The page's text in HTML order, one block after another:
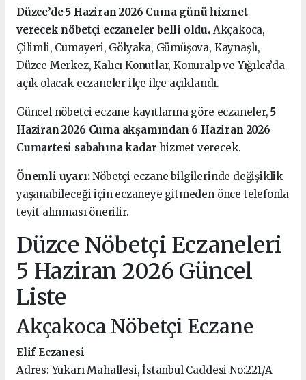
Düzce’de 5 Haziran 2026 Cuma günü hizmet
verecek nöbetçi eczaneler belli oldu.Akçakoca,
Çilimli, Cumayeri, Gölyaka, Gümüşova, Kaynaşlı,
Düzce Merkez, Kalıcı Konutlar, Konuralp ve Yığılca’da
açık olacak eczaneler ilçe ilçe açıklandı.
Güncel nöbetçi eczane kayıtlarına göre eczaneler,5
Haziran 2026 Cuma akşamından 6 Haziran 2026
Cumartesi sabahına kadar hizmet verecek.
Önemli uyarı:Nöbetçi eczane bilgilerinde değişiklik
yaşanabileceği için eczaneye gitmeden önce telefonla
teyit alınması önerilir.
Düzce Nöbetçi Eczaneleri
5 Haziran 2026 Güncel
Liste
Akçakoca Nöbetçi Eczane
Elif Eczanesi
Adres: Yukarı Mahallesi, İstanbul Caddesi No:221/A